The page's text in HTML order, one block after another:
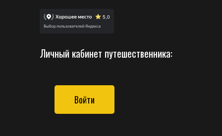
Личный кабинет путешественника:
Войти